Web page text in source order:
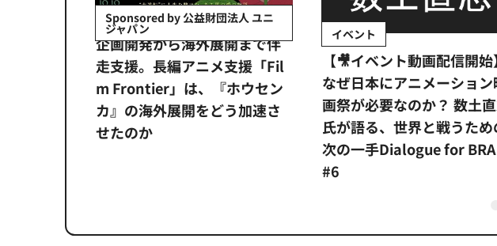
Sponsored by 公益財団法人 ユニ
ジャパン
企画開発から海外展開まで伴
走支援。長編アニメ支援「Fil
m Frontier」は、『ホウセン
カ』の海外展開をどう加速さ
せたのか
イベント
【🎥イベント動画配信開始
なぜ日本にアニメーション
画祭が必要なのか？ 数土
氏が語る、世界と戦うため
次の一手Dialogue for
#6